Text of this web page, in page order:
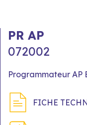
PR AP
072002
Programmateur AP
FICHE